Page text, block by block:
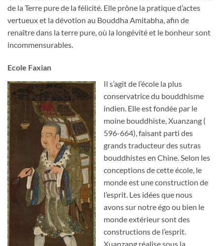
de la Terre pure de la félicité. Elle prône la pratique d’actes
vertueux et la dévotion au Bouddha Amitabha, afin de
renaître dans la terre pure, où la longévité et le bonheur sont
incommensurables.
Ecole Faxian
Il s’agit de l’école la plus
conservatrice du bouddhisme
indien. Elle est fondée par le
moine bouddhiste, Xuanzang (
596-664), faisant parti des
grands traducteur des sutras
bouddhistes en Chine. Selon les
conceptions de cette école, le
monde est une construction de
l’esprit. Les idées que nous
avons sur notre égo ou bien le
monde extérieur sont des
constructions de l’esprit.
Xuanzang réalise sous la